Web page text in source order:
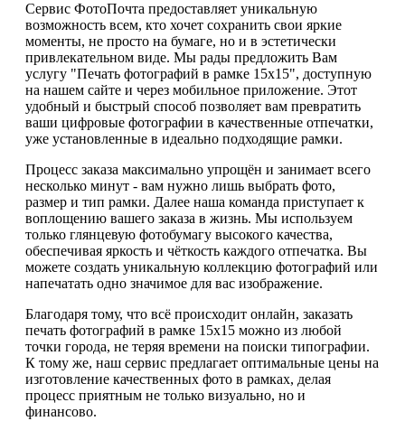
Сервис ФотоПочта предоставляет уникальную
возможность всем, кто хочет сохранить свои яркие
моменты, не просто на бумаге, но и в эстетически
привлекательном виде. Мы рады предложить Вам
услугу "Печать фотографий в рамке 15х15", доступную
на нашем сайте и через мобильное приложение. Этот
удобный и быстрый способ позволяет вам превратить
ваши цифровые фотографии в качественные отпечатки,
уже установленные в идеально подходящие рамки.
Процесс заказа максимально упрощён и занимает всего
несколько минут - вам нужно лишь выбрать фото,
размер и тип рамки. Далее наша команда приступает к
воплощению вашего заказа в жизнь. Мы используем
только глянцевую фотобумагу высокого качества,
обеспечивая яркость и чёткость каждого отпечатка. Вы
можете создать уникальную коллекцию фотографий или
напечатать одно значимое для вас изображение.
Благодаря тому, что всё происходит онлайн, заказать
печать фотографий в рамке 15х15 можно из любой
точки города, не теряя времени на поиски типографии.
К тому же, наш сервис предлагает оптимальные цены на
изготовление качественных фото в рамках, делая
процесс приятным не только визуально, но и
финансово.